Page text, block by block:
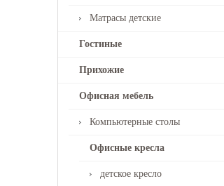
Матрасы детские
Гостиные
Прихожие
Офисная мебель
Компьютерные столы
Офисные кресла
детское кресло